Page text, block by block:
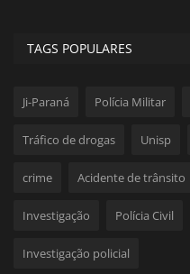
TAGS POPULARES
Ji-Paraná Polícia Militar
Tráfico de drogas Unisp
crime Acidente de trânsito
Investigação Polícia Civil
Investigação policial